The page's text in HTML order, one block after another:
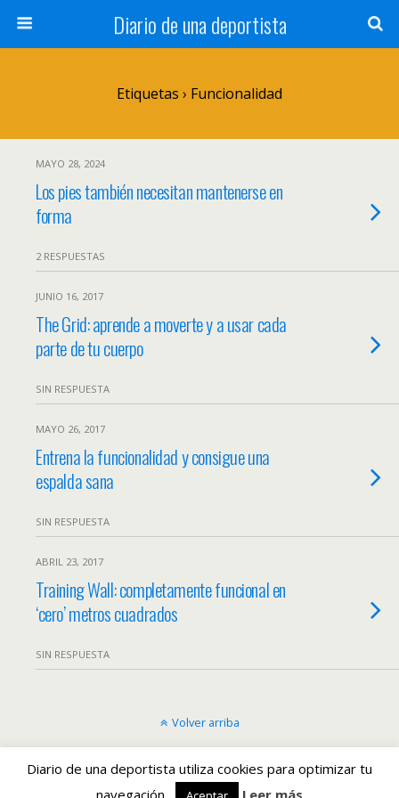
Diario de una deportista
Etiquetas › Funcionalidad
MAYO 28, 2024
Los pies también necesitan mantenerse en
forma
2 RESPUESTAS
JUNIO 16, 2017
The Grid: aprende a moverte y a usar cada
parte de tu cuerpo
SIN RESPUESTA
MAYO 26, 2017
Entrena la funcionalidad y consigue una
espalda sana
SIN RESPUESTA
ABRIL 23, 2017
Training Wall: completamente funcional en
‘cero’ metros cuadrados
SIN RESPUESTA
Volver arriba
Móvil Escritorio
Diario de una deportista utiliza cookies para optimizar tu
navegación.
Leer más